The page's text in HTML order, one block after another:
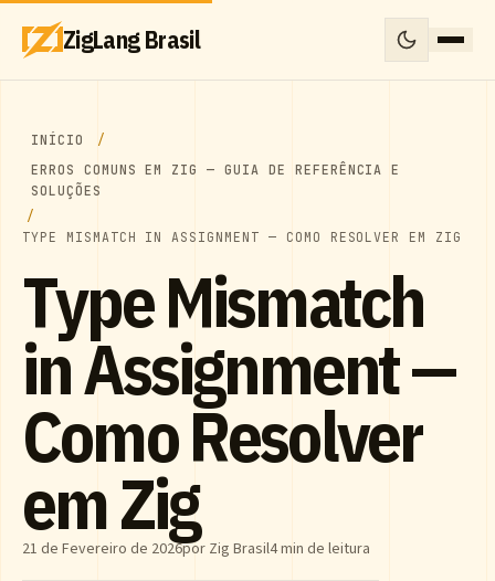
ZigLang Brasil
INÍCIO
ERROS COMUNS EM ZIG — GUIA DE REFERÊNCIA E
SOLUÇÕES
TYPE MISMATCH IN ASSIGNMENT — COMO RESOLVER EM ZIG
Type Mismatch
in Assignment —
Como Resolver
em Zig
21 de Fevereiro de 2026por Zig Brasil4 min de leitura